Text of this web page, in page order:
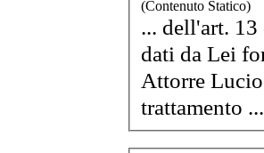
(Contenuto Statico)
... dell'art.
dati da Lei
Attorre
trattamento ...